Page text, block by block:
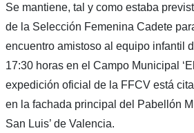
Se mantiene, tal y como estaba
de la Selección Femenina Cadete
encuentro amistoso al equipo infantil
17:30 horas en el Campo Municipal
expedición oficial de la FFCV está
en la fachada principal del Pabellón
San Luis’ de Valencia.